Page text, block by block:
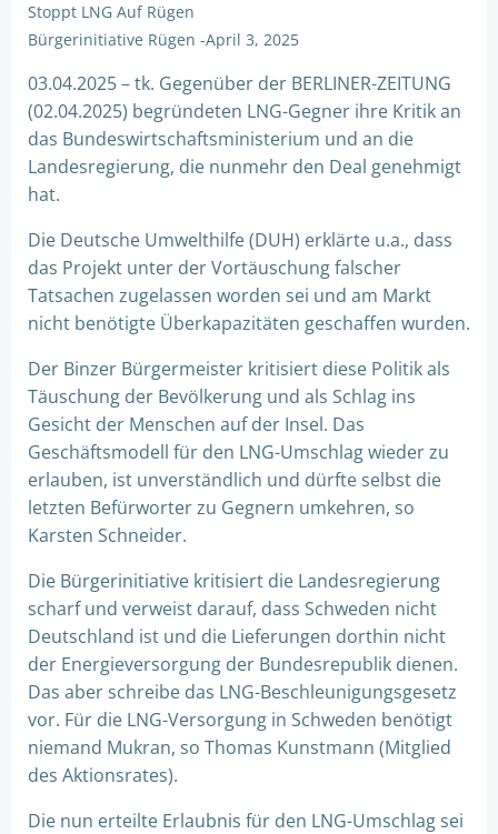
Stoppt LNG Auf Rügen
Bürgerinitiative Rügen -April 3, 2025
03.04.2025 – tk. Gegenüber der BERLINER-ZEITUNG
(02.04.2025) begründeten LNG-Gegner ihre Kritik an
das Bundeswirtschaftsministerium und an die
Landesregierung, die nunmehr den Deal genehmigt
hat.
Die Deutsche Umwelthilfe (DUH) erklärte u.a., dass
das Projekt unter der Vortäuschung falscher
Tatsachen zugelassen worden sei und am Markt
nicht benötigte Überkapazitäten geschaffen wurden.
Der Binzer Bürgermeister kritisiert diese Politik als
Täuschung der Bevölkerung und als Schlag ins
Gesicht der Menschen auf der Insel. Das
Geschäftsmodell für den LNG-Umschlag wieder zu
erlauben, ist unverständlich und dürfte selbst die
letzten Befürworter zu Gegnern umkehren, so
Karsten Schneider.
Die Bürgerinitiative kritisiert die Landesregierung
scharf und verweist darauf, dass Schweden nicht
Deutschland ist und die Lieferungen dorthin nicht
der Energieversorgung der Bundesrepublik dienen.
Das aber schreibe das LNG-Beschleunigungsgesetz
vor. Für die LNG-Versorgung in Schweden benötigt
niemand Mukran, so Thomas Kunstmann (Mitglied
des Aktionsrates).
Die nun erteilte Erlaubnis für den LNG-Umschlag sei